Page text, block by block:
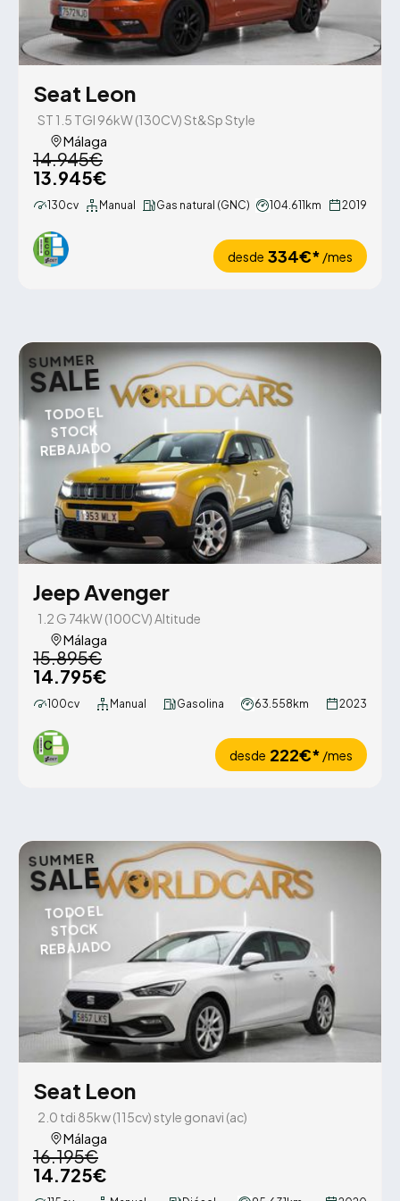
Seat Leon
ST 1.5 TGI 96kW (130CV) St&Sp Style
Málaga
14.945€
13.945€
130cv Manual Gas natural (GNC) 104.611km 2019
desde 334€* /mes
SUMMER
SALE
TODO EL
STOCK
REBAJADO
Jeep Avenger
1.2 G 74kW (100CV) Altitude
Málaga
15.895€
14.795€
100cv Manual Gasolina 63.558km 2023
desde 222€* /mes
SUMMER
SALE
TODO EL
STOCK
REBAJADO
Seat Leon
2.0 tdi 85kw (115cv) style gonavi (ac)
Málaga
16.195€
14.725€